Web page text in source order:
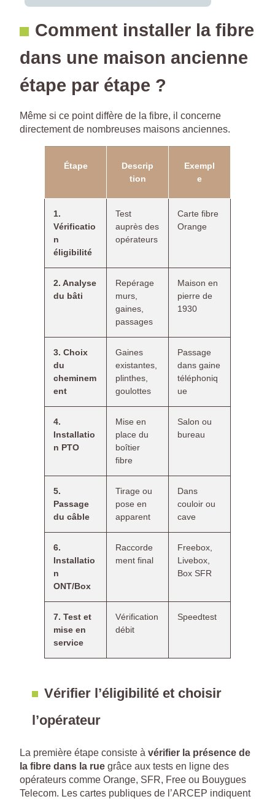
Comment installer la fibre
dans une maison ancienne
étape par étape ?
Même si ce point diffère de la fibre, il concerne
directement de nombreuses maisons anciennes.
Étape
Descrip
tion
Exempl
e
1.
Vérificatio
n
éligibilité
Test
auprès des
opérateurs
Carte fibre
Orange
2. Analyse
du bâti
Repérage
murs,
gaines,
passages
Maison en
pierre de
1930
3. Choix
du
cheminem
ent
Gaines
existantes,
plinthes,
goulottes
Passage
dans gaine
téléphoniq
ue
4.
Installatio
n PTO
Mise en
place du
boîtier
fibre
Salon ou
bureau
5.
Passage
du câble
Tirage ou
pose en
apparent
Dans
couloir ou
cave
6.
Installatio
n
ONT/Box
Raccorde
ment final
Freebox,
Livebox,
Box SFR
7. Test et
mise en
service
Vérification
débit
Speedtest
Vérifier l’éligibilité et choisir
l’opérateur
La première étape consiste à vérifier la présence de
la fibre dans la rue grâce aux tests en ligne des
opérateurs comme Orange, SFR, Free ou Bouygues
Telecom. Les cartes publiques de l’ARCEP indiquent